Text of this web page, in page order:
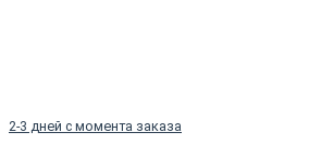
2-3 дней с момента заказа